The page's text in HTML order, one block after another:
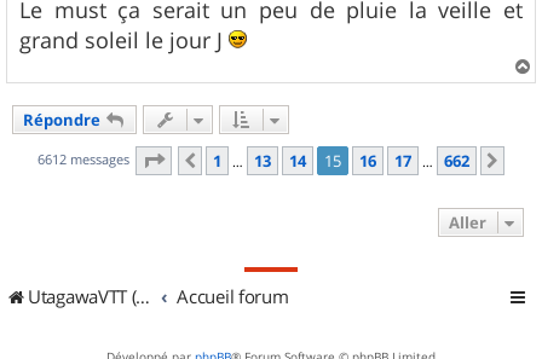
Le must ça serait un peu de pluie la veille et
grand soleil le jour J
a
Répondre
6612 messages Page 15 sur662
Précédent
1 … 13 14 15 16 17 … 662
Aller
UtagawaVTT (Randos VTT et VTTAE avec traces GPS) Accueil forum